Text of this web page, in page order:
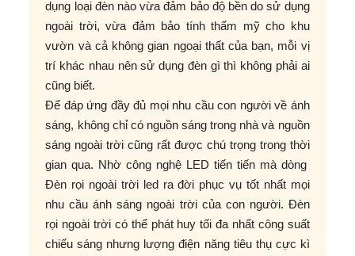
dụng loại đèn nào vừa đảm bảo độ bền do sử dụng
ngoài trời, vừa đảm bảo tính thẩm mỹ cho khu
vườn và cả không gian ngoại thất của bạn, mỗi vị
trí khác nhau nên sử dụng đèn gì thì không phải ai
cũng biết.
Để đáp ứng đầy đủ mọi nhu cầu con người về ánh
sáng, không chỉ có nguồn sáng trong nhà và nguồn
sáng ngoài trời cũng rất được chú trọng trong thời
gian qua. Nhờ công nghệ LED tiến tiến mà dòng
Đèn rọi ngoài trời led ra đời phục vụ tốt nhất mọi
nhu cầu ánh sáng ngoài trời của con người. Đèn
rọi ngoài trời có thể phát huy tối đa nhất công suất
chiếu sáng nhưng lượng điện năng tiêu thụ cực kì